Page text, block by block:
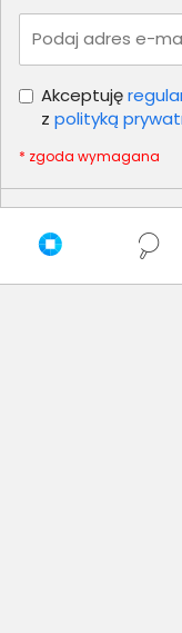
Zakupy
Podaj adres e-
Akceptuję
z polityką
* zgoda wymagana